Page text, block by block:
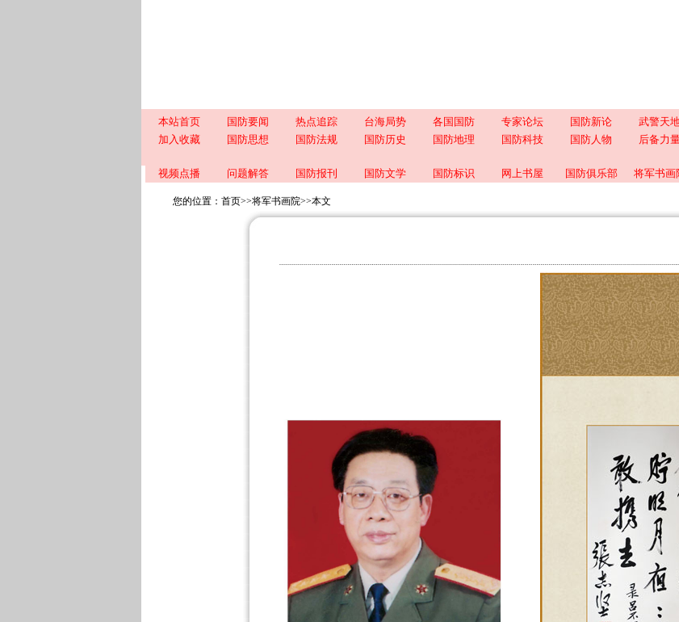
本站首页 国防要闻 热点追踪 台海局势 各国国防 专家论坛 国防新论 武警天
加入收藏
国防思想 国防法规 国防历史 国防地理 国防科技 国防人物 后备力
视频点播
问题解答 国防报刊 国防文学 国防标识 网上书屋 国防俱乐部 将军书画
您的位置： 首页>>将军书画院>>本文